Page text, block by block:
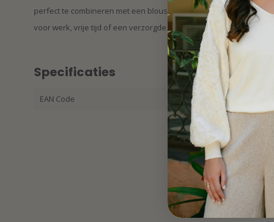
perfect te combineren met een blouse, top of knitwear voor zowel
voor werk, vrije tijd of een verzorgde outfit.
Specificaties
EAN Code 8719594206607